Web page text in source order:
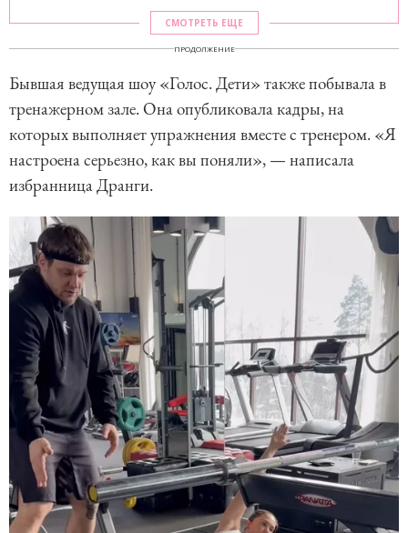
СМОТРЕТЬ ЕЩЕ
ПРОДОЛЖЕНИЕ
Бывшая ведущая шоу «Голос. Дети» также побывала в
тренажерном зале. Она опубликовала кадры, на
которых выполняет упражнения вместе с тренером. «Я
настроена серьезно, как вы поняли», — написала
избранница Дранги.